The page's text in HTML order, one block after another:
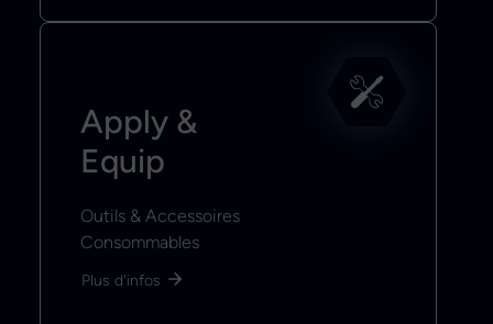
Apply &
Equip
Outils & Accessoires
Consommables
Plus d'infos